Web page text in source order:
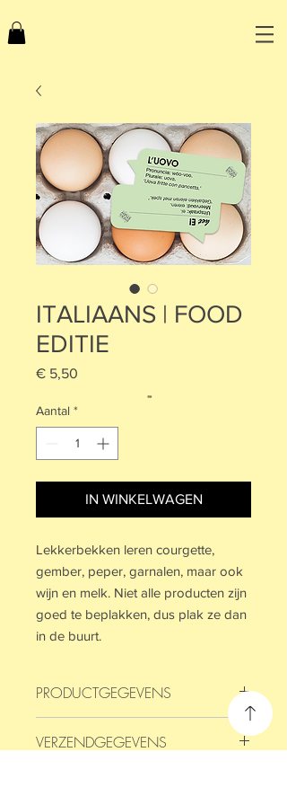
ITALIAANS | FOOD
EDITIE
€ 5,50
Aantal *
IN WINKELWAGEN
Lekkerbekken leren courgette,
gember, peper, garnalen, maar ook
wijn en melk. Niet alle producten zijn
goed te beplakken, dus plak ze dan
in de buurt.
PRODUCTGEGEVENS
Ieder blokje bevat 50 vellen met 50
verschillende woorden.
VERZENDGEGEVENS